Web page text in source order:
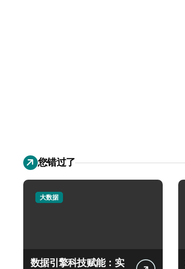
您错过了
大数据
数据引擎科技赋能：实